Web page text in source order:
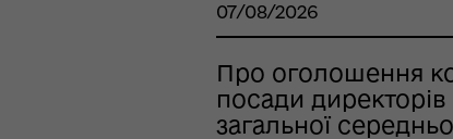
07/08/2026
Про оголошення
посади директорів
загальної